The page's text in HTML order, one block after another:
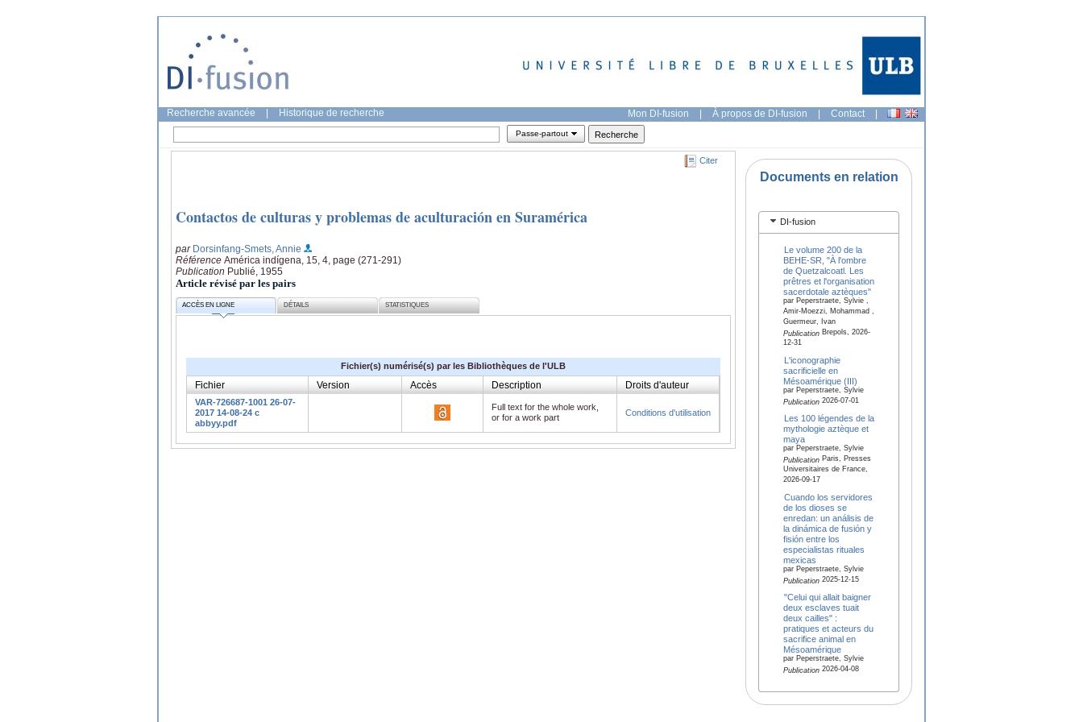
Recherche avancée Historique de recherche Mon DI-fusion | À propos de DI-fusion | Contact |
Passe-partout
Citer
Contactos de culturas y problemas de aculturación en Suramérica
par Dorsinfang-Smets, Annie
Référence América indígena, 15, 4, page (271-291)
Publication Publié, 1955
Article révisé par les pairs
ACCÈS EN LIGNE DÉTAILS STATISTIQUES
Fichier(s) numérisé(s) par les Bibliothèques de l'ULB
Fichier Version Accès Description Droits d'auteur
VAR-726687-1001 26-07-
2017 14-08-24 c
abbyy.pdf
Full text for the whole work,
or for a work part
Conditions d'utilisation
Documents en relation
DI-fusion
Le volume 200 de la
BEHE-SR, "À l'ombre
de Quetzalcoatl. Les
prêtres et l'organisation
sacerdotale aztèques"
par Peperstraete, Sylvie ,
Amir-Moezzi, Mohammad ,
Guermeur, Ivan
PublicationBrepols, 2026-
12-31
L'iconographie
sacrificielle en
Mésoamérique (III)
par Peperstraete, Sylvie
Publication2026-07-01
Les 100 légendes de la
mythologie aztèque et
maya
par Peperstraete, Sylvie
PublicationParis, Presses
Universitaires de France,
2026-09-17
Cuando los servidores
de los dioses se
enredan: un análisis de
la dinámica de fusión y
fisión entre los
especialistas rituales
mexicas
par Peperstraete, Sylvie
Publication2025-12-15
"Celui qui allait baigner
deux esclaves tuait
deux cailles" :
pratiques et acteurs du
sacrifice animal en
Mésoamérique
par Peperstraete, Sylvie
Publication2026-04-08